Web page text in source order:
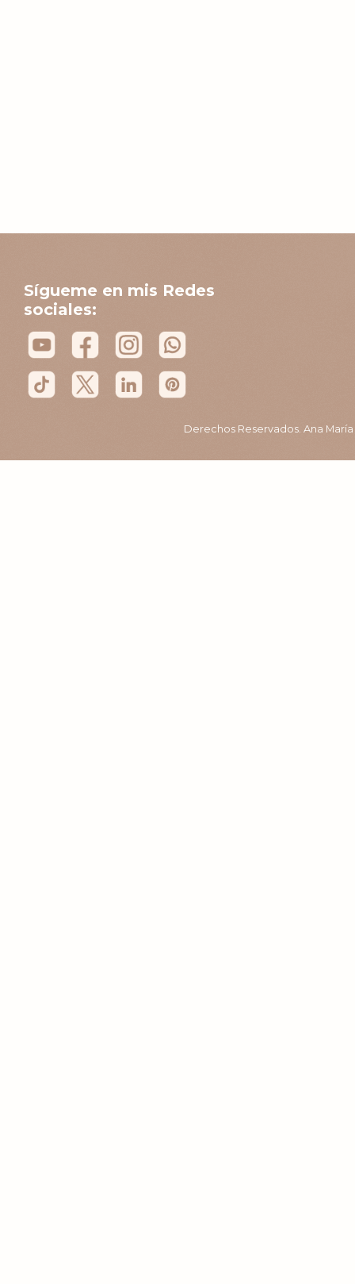
Sígueme en mis Redes
sociales:
Derechos Reservados. Ana